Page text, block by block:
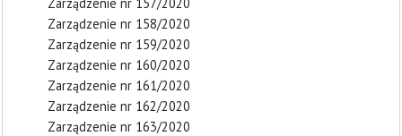
Zarządzenie nr 158/2020
Zarządzenie nr 159/2020
Zarządzenie nr 160/2020
Zarządzenie nr 161/2020
Zarządzenie nr 162/2020
Zarządzenie nr 163/2020